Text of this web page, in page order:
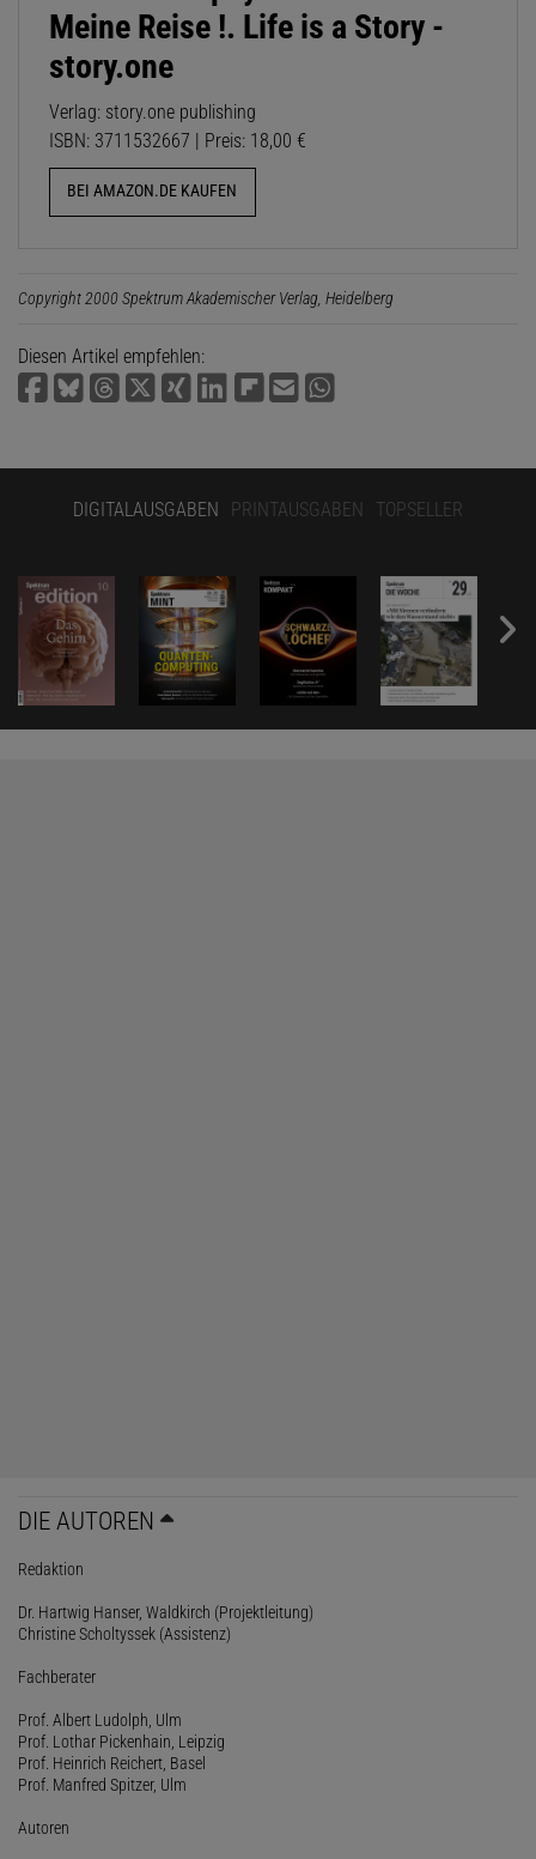
Meine Reise !. Life is a Story -
story.one
Verlag: story.one publishing
ISBN: 3711532667 | Preis: 18,00 €
BEI AMAZON.DE KAUFEN
Copyright 2000 Spektrum Akademischer Verlag, Heidelberg
Diesen Artikel empfehlen:
DIGITALAUSGABEN PRINTAUSGABEN TOPSELLER
DIE AUTOREN
Redaktion
Dr. Hartwig Hanser, Waldkirch (Projektleitung)
Christine Scholtyssek (Assistenz)
Fachberater
Prof. Albert Ludolph, Ulm
Prof. Lothar Pickenhain, Leipzig
Prof. Heinrich Reichert, Basel
Prof. Manfred Spitzer, Ulm
Autoren